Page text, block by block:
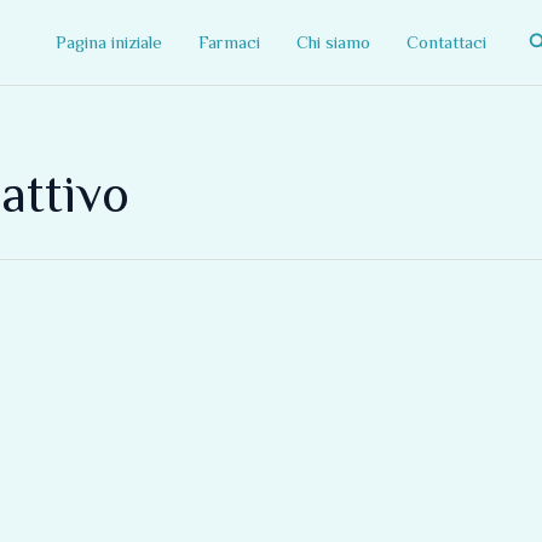
Pagina iniziale Farmaci Chi siamo Contattaci